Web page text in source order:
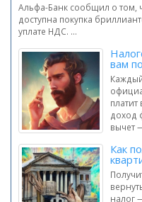
Альфа-Банк сообщил о том,
доступна покупка
уплате НДС. ...
вам
доход
вычет
Как
налог